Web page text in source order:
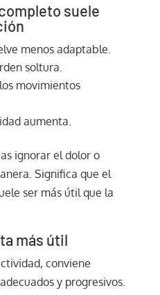
suele
menos adaptable.
soltura.
movimientos
aumenta.
ignorar el dolor o
Significa que el
ser más útil que la
más útil
conviene
y progresivos.